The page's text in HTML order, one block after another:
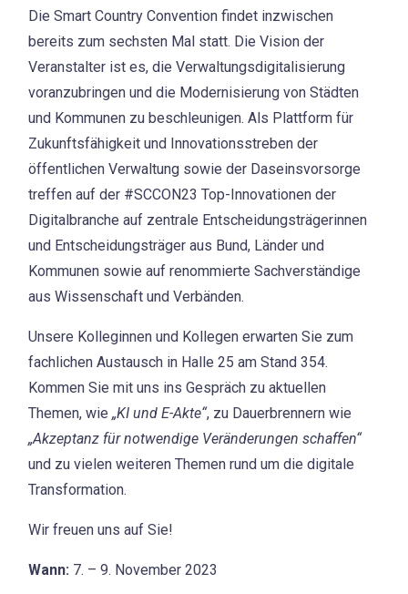
Die Smart Country Convention findet inzwischen
bereits zum sechsten Mal statt. Die Vision der
Veranstalter ist es, die Verwaltungsdigitalisierung
voranzubringen und die Modernisierung von Städten
und Kommunen zu beschleunigen. Als Plattform für
Zukunftsfähigkeit und Innovationsstreben der
öffentlichen Verwaltung sowie der Daseinsvorsorge
treffen auf der #SCCON23 Top-Innovationen der
Digitalbranche auf zentrale Entscheidungsträgerinnen
und Entscheidungsträger aus Bund, Länder und
Kommunen sowie auf renommierte Sachverständige
aus Wissenschaft und Verbänden.
Unsere Kolleginnen und Kollegen erwarten Sie zum
fachlichen Austausch in Halle 25 am Stand 354.
Kommen Sie mit uns ins Gespräch zu aktuellen
Themen, wie„KI und E-Akte“, zu Dauerbrennern wie
„Akzeptanz für notwendige Veränderungen schaffen“
und zu vielen weiteren Themen rund um die digitale
Transformation.
Wir freuen uns auf Sie!
Wann: 7. – 9. November 2023